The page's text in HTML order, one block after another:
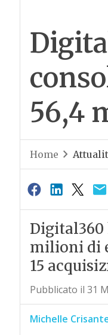
56,4
Home
Digital360
milioni di
15
Pubblicato il 31
Michelle